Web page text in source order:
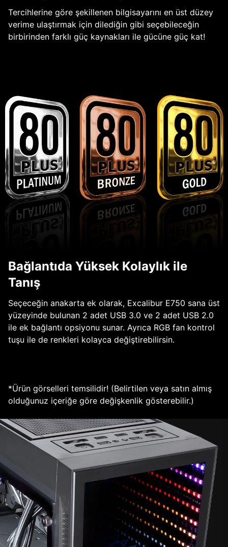
Tercihlerine göre şekillenen bilgisayarını en üst düzey
verime ulaştırmak için dilediğin gibi seçebileceğin
birbirinden farklı güç kaynakları ile gücüne güç kat!
Bağlantıda Yüksek Kolaylık ile
Tanış
Seçeceğin anakarta ek olarak, Excalibur E750 sana üst
yüzeyinde bulunan 2 adet USB 3.0 ve 2 adet USB 2.0
ile ek bağlantı opsiyonu sunar. Ayrıca RGB fan kontrol
tuşu ile de renkleri kolayca değiştirebilirsin.
*Ürün görselleri temsilidir! (Belirtilen veya satın almış
olduğunuz içeriğe göre değişkenlik gösterebilir.)